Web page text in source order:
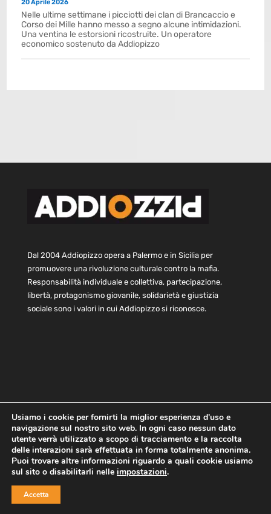
20 Aprile 2026
Nelle ultime settimane i picciotti dei clan di Brancaccio e
Corso dei Mille hanno messo a segno alcune intimidazioni.
Una ventina le estorsioni ricostruite. Un operatore
economico sostenuto da Addiopizzo
Dal 2004 Addiopizzo opera a Palermo e in Sicilia per
promuovere una rivoluzione culturale contro la mafia.
Responsabilità individuale e collettiva, partecipazione,
libertà, protagonismo giovanile, solidarietà e giustizia
sociale sono i valori in cui Addiopizzo si riconosce.
Home Statuto e bilancio
Contatti
Privacy
Cookie Child Protection Policy
Copyright © 2021 AddioPizzo | Tutti i diritti riservati | Sede
Usiamo i cookie per fornirti la miglior esperienza d'uso e
navigazione sul nostro sito web. In ogni caso nessun dato
utente verrà utilizzato a scopo di tracciamento e la raccolta
delle interazioni sarà effettuata in forma totalmente anonima.
Puoi trovare altre informazioni riguardo a quali cookie usiamo
sul sito o disabilitarli nelle impostazioni.
Accetta